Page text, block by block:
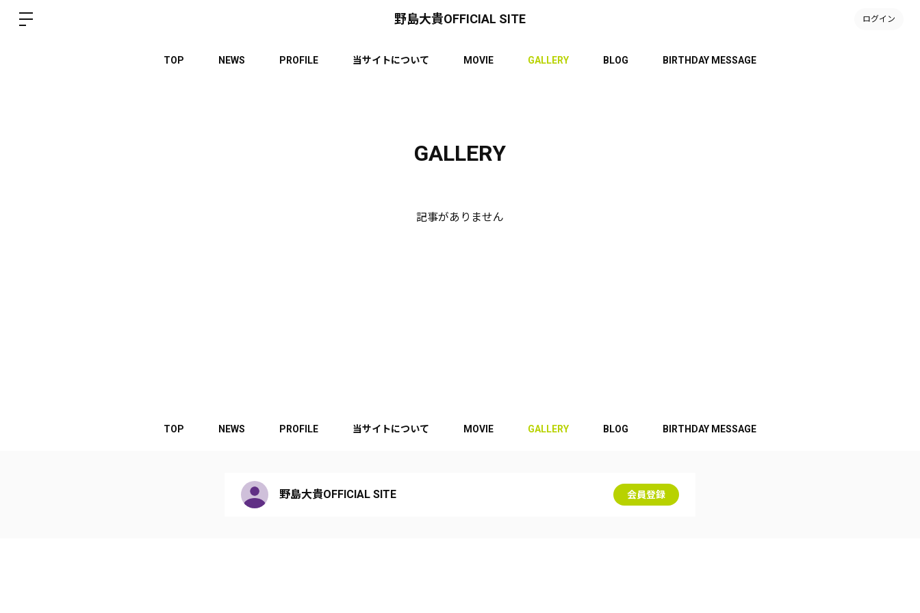
野島大貴OFFICIAL SITE ログイン
TOP NEWS PROFILE 当サイトについて MOVIE GALLERY BLOG BIRTHDAY MESSAGE
GALLERY
記事がありません
TOP NEWS PROFILE 当サイトについて MOVIE GALLERY BLOG BIRTHDAY MESSAGE
野島大貴OFFICIAL SITE 会員登録